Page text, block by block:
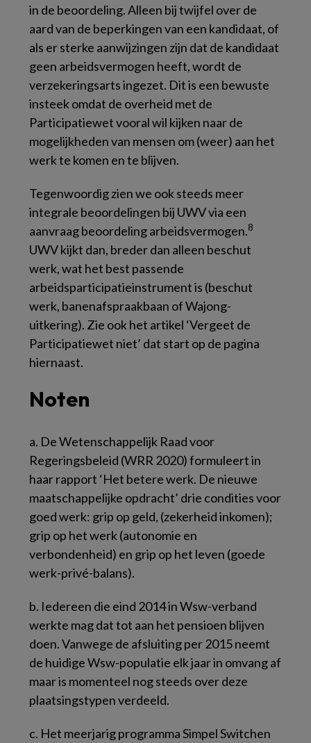
in de beoordeling. Alleen bij twijfel over de
aard van de beperkingen van een kandidaat, of
als er sterke aanwijzingen zijn dat de kandidaat
geen arbeidsvermogen heeft, wordt de
verzekeringsarts ingezet. Dit is een bewuste
insteek omdat de overheid met de
Participatiewet vooral wil kijken naar de
mogelijkheden van mensen om (weer) aan het
werk te komen en te blijven.
Tegenwoordig zien we ook steeds meer
integrale beoordelingen bij UWV via een
aanvraag beoordeling arbeidsvermogen.8
UWV kijkt dan, breder dan alleen beschut
werk, wat het best passende
arbeidsparticipatieinstrument is (beschut
werk, banenafspraakbaan of Wajong-
uitkering). Zie ook het artikel ‘Vergeet de
Participatiewet niet’ dat start op de pagina
hiernaast.
Noten
a. De Wetenschappelijk Raad voor
Regeringsbeleid (WRR 2020) formuleert in
haar rapport ‘Het betere werk. De nieuwe
maatschappelijke opdracht’ drie condities voor
goed werk: grip op geld, (zekerheid inkomen);
grip op het werk (autonomie en
verbondenheid) en grip op het leven (goede
werk-privé-balans).
b. Iedereen die eind 2014 in Wsw-verband
werkte mag dat tot aan het pensioen blijven
doen. Vanwege de afsluiting per 2015 neemt
de huidige Wsw-populatie elk jaar in omvang af
maar is momenteel nog steeds over deze
plaatsingstypen verdeeld.
c. Het meerjarig programma Simpel Switchen